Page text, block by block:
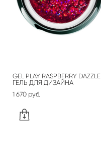
GEL PLAY RASPBERRY DAZZLE
ГЕЛЬ ДЛЯ ДИЗАЙНА
1 670 pуб.